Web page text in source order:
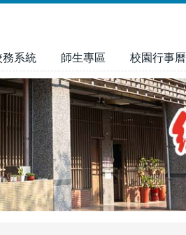
務系統 師生專區 校園行事曆